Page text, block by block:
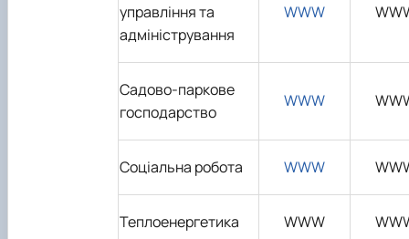
управління та
адміністрування
WWW
Садово-паркове
господарство
WWW
Соціальна робота WWW
Теплоенергетика WWW